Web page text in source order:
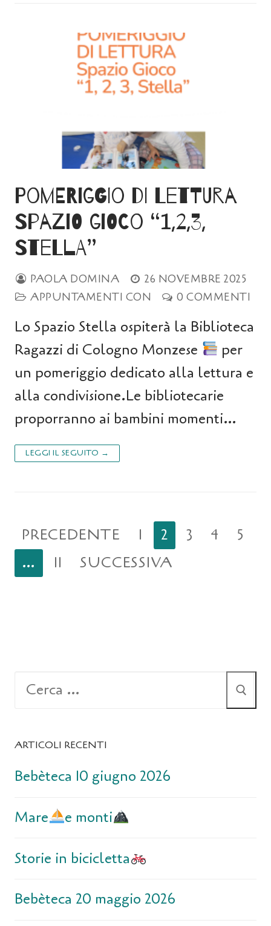
Pomeriggio di lettura
Spazio gioco “1,2,3,
Stella”
PAOLA DOMINA
26 NOVEMBRE 2025
APPUNTAMENTI CON
0 COMMENTI
Lo Spazio Stella ospiterà la Biblioteca
Ragazzi di Cologno Monzese
per
un pomeriggio dedicato alla lettura e
alla condivisione.Le bibliotecarie
proporranno ai bambini momenti…
LEGGI IL SEGUITO →
PRECEDENTE 1 2 3 4
5
…
11 SUCCESSIVA
ARTICOLI RECENTI
Bebèteca 10 giugno 2026
Mare e monti
Storie in bicicletta
Bebèteca 20 maggio 2026